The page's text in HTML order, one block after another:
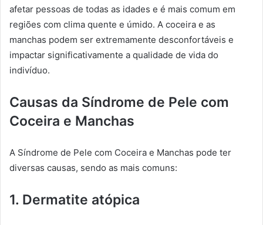
afetar pessoas de todas as idades e é mais comum em
regiões com clima quente e úmido. A coceira e as
manchas podem ser extremamente desconfortáveis e
impactar significativamente a qualidade de vida do
indivíduo.
Causas da Síndrome de Pele com
Coceira e Manchas
A Síndrome de Pele com Coceira e Manchas pode ter
diversas causas, sendo as mais comuns:
1. Dermatite atópica